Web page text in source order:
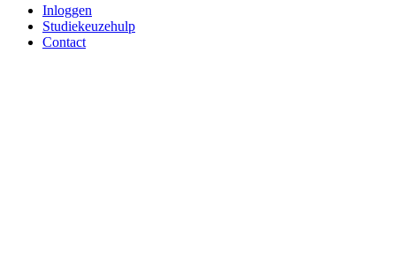
Inloggen
Studiekeuzehulp
Contact